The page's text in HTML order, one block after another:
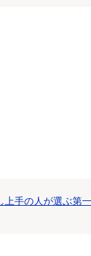
上手の人が選ぶ第